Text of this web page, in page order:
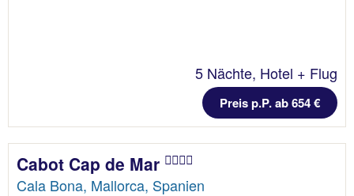
5 Nächte, Hotel + Flug
Preis p.P. ab 654 €
Cabot Cap de Mar
Cala Bona, Mallorca, Spanien